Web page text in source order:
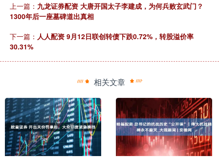
上一篇： 九龙证券配资 大唐开国太子李建成，为何兵败玄武门？
1300年后一座墓碑道出真相
下一篇： 人人配资 9月12日联创转债下跌0.72%，转股溢价率
30.31%
相关文章